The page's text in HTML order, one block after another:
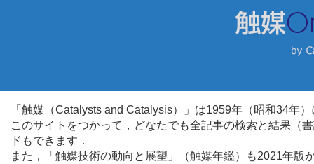
「触媒（Catalysts and Catalysis）」は1959年（昭和34年
このサイトをつかって，どなたでも全記事の検索と結果（
ドもできます．
また，「触媒技術の動向と展望」（触媒年鑑）も2021年